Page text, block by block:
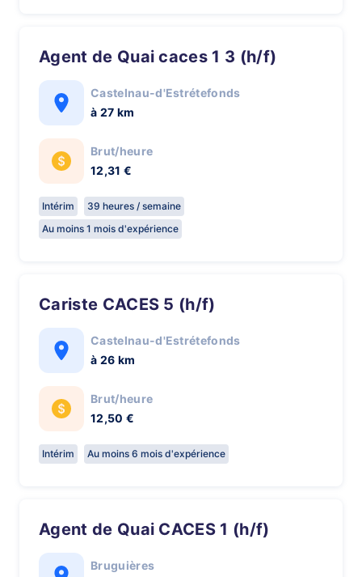
Agent de Quai caces 1 3 (h/f)
Castelnau-d'Estrétefonds
à 27 km
Brut/heure
12,31 €
Intérim
39 heures / semaine
Au moins 1 mois d'expérience
Cariste CACES 5 (h/f)
Castelnau-d'Estrétefonds
à 26 km
Brut/heure
12,50 €
Intérim Au moins 6 mois d'expérience
Agent de Quai CACES 1 (h/f)
Bruguières